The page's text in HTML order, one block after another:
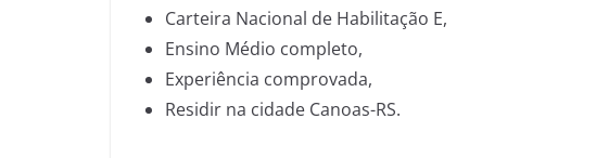
Carteira Nacional de Habilitação E,
Ensino Médio completo,
Experiência comprovada,
Residir na cidade Canoas-RS.